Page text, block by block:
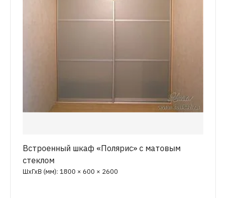
Встроенный шкаф «Полярис» с матовым
стеклом
ШхГхВ (мм): 1800 × 600 × 2600